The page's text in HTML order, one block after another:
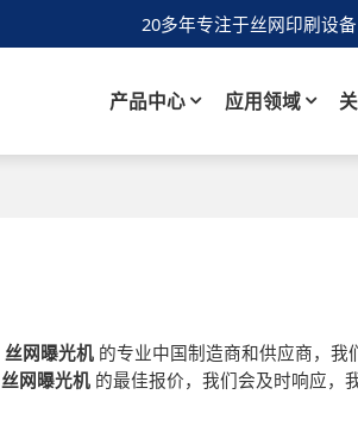
20多年专注于丝网印刷设备
产品中心 应用领域
丝网曝光机 的专业中国制造商和供应商，我
丝网曝光机 的最佳报价，我们会及时响应，